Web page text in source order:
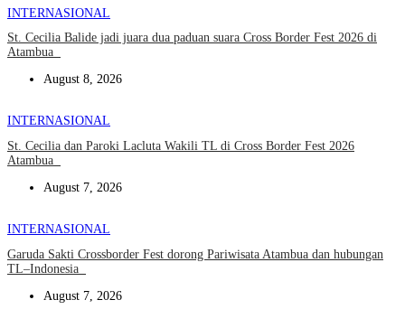
INTERNASIONAL
St. Cecilia Balide jadi juara dua paduan suara Cross Border Fest 2026 di
Atambua
August 8, 2026
INTERNASIONAL
St. Cecilia dan Paroki Lacluta Wakili TL di Cross Border Fest 2026
Atambua
August 7, 2026
INTERNASIONAL
Garuda Sakti Crossborder Fest dorong Pariwisata Atambua dan hubungan
TL–Indonesia
August 7, 2026